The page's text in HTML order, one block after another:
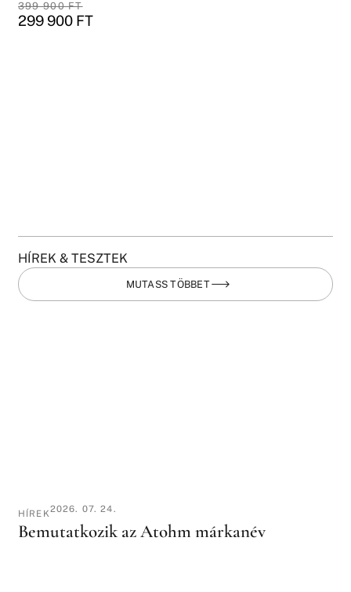
399 900FT
299 900 FT
HÍREK & TESZTEK
MUTASS TÖBBET
HÍREK2026. 07. 24.
Bemutatkozik az Atohm márkanév